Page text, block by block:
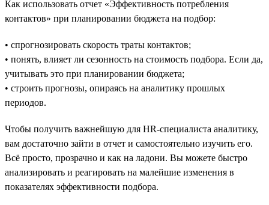
Как использовать отчет «Эффективность потребления
контактов» при планировании бюджета на подбор:
• спрогнозировать скорость траты контактов;
• понять, влияет ли сезонность на стоимость подбора. Если да,
учитывать это при планировании бюджета;
• строить прогнозы, опираясь на аналитику прошлых
периодов.
Чтобы получить важнейшую для HR-специалиста аналитику,
вам достаточно зайти в отчет и самостоятельно изучить его.
Всё просто, прозрачно и как на ладони. Вы можете быстро
анализировать и реагировать на малейшие изменения в
показателях эффективности подбора.